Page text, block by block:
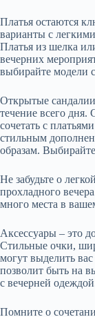
Платья остаются
варианты с
Платья из шелка
вечерних
выбирайте модели
Открытые сандалии
течение всего
сочетать с
стильным
образам.
Не забудьте о
прохладного
много места в
Аксессуары – это
Стильные очки,
могут выделить
позволит быть на
с вечерней
Помните о